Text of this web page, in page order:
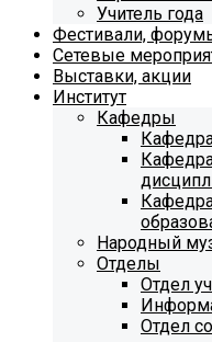
Учитель года
Фестивали,
Сетевые
Выставки, акции
Институт
Кафедры
Народный
Отделы
Отдел
Отдел